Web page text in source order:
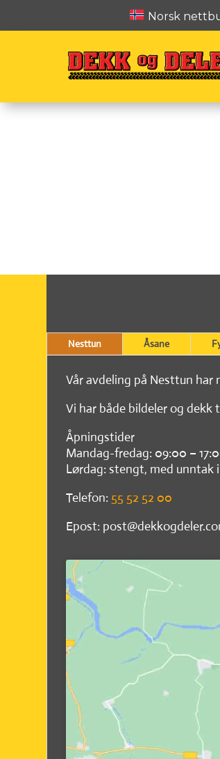
Norsk
Nesttun Åsane
Vår avdeling på Nesttun har
Vi har både bildeler og dekk
Åpningstider
Mandag-fredag: 09:00 –
Lørdag: stengt, med unntak
Telefon: 55 52 52 00
Epost: